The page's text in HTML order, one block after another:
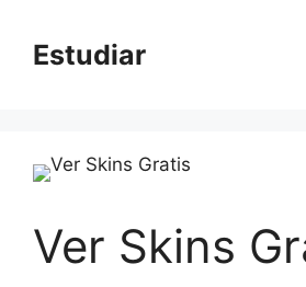
contentEstudiar
Ver Skins